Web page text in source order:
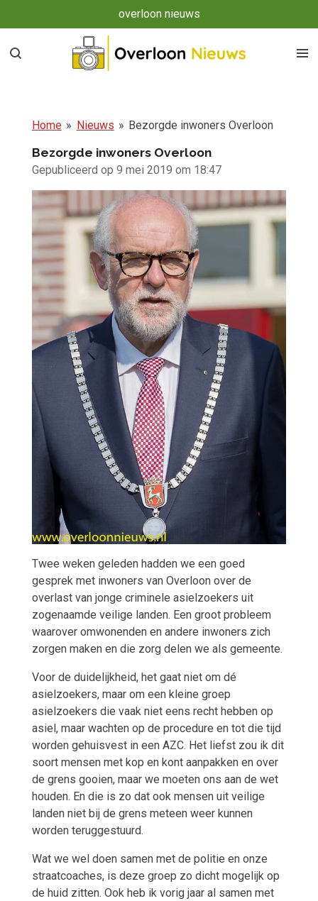
direct
naar
overloon nieuws
Home » Nieuws » Bezorgde inwoners Overloon
Bezorgde inwoners Overloon
Gepubliceerd op 9 mei 2019 om 18:47
Twee weken geleden hadden we een goed
gesprek met inwoners van Overloon over de
overlast van jonge criminele asielzoekers uit
zogenaamde veilige landen. Een groot probleem
waarover omwonenden en andere inwoners zich
zorgen maken en die zorg delen we als gemeente.
Voor de duidelijkheid, het gaat niet om dé
asielzoekers, maar om een kleine groep
asielzoekers die vaak niet eens recht hebben op
asiel, maar wachten op de procedure en tot die tijd
worden gehuisvest in een AZC. Het liefst zou ik dit
soort mensen met kop en kont aanpakken en over
de grens gooien, maar we moeten ons aan de wet
houden. En die is zo dat ook mensen uit veilige
landen niet bij de grens meteen weer kunnen
worden teruggestuurd.
Wat we wel doen samen met de politie en onze
straatcoaches, is deze groep zo dicht mogelijk op
de huid zitten. Ook heb ik vorig jaar al samen met